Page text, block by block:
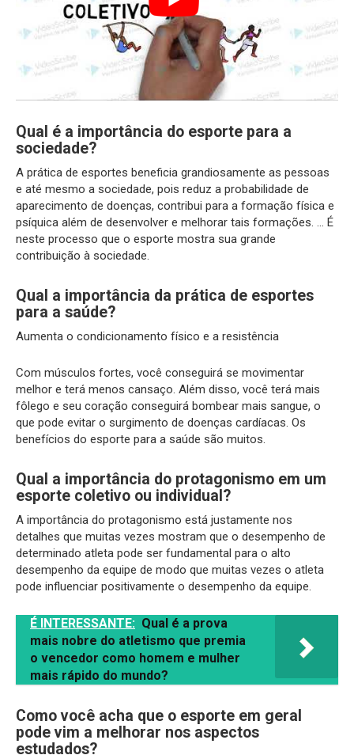
Qual é a importância do esporte para a
sociedade?
A prática de esportes beneficia grandiosamente as pessoas
e até mesmo a sociedade, pois reduz a probabilidade de
aparecimento de doenças, contribui para a formação física e
psíquica além de desenvolver e melhorar tais formações. … É
neste processo que o esporte mostra sua grande
contribuição à sociedade.
Qual a importância da prática de esportes
para a saúde?
Aumenta o condicionamento físico e a resistência
Com músculos fortes, você conseguirá se movimentar
melhor e terá menos cansaço. Além disso, você terá mais
fôlego e seu coração conseguirá bombear mais sangue, o
que pode evitar o surgimento de doenças cardíacas. Os
benefícios do esporte para a saúde são muitos.
Qual a importância do protagonismo em um
esporte coletivo ou individual?
A importância do protagonismo está justamente nos
detalhes que muitas vezes mostram que o desempenho de
determinado atleta pode ser fundamental para o alto
desempenho da equipe de modo que muitas vezes o atleta
pode influenciar positivamente o desempenho da equipe.
É INTERESSANTE: Qual é a prova
mais nobre do atletismo que premia
o vencedor como homem e mulher
mais rápido do mundo?
Como você acha que o esporte em geral
pode vim a melhorar nos aspectos
estudados?